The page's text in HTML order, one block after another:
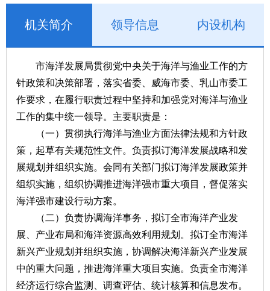
机关简介 领导信息 内设机构
市海洋发展局贯彻党中央关于海洋与渔业工作的方
针政策和决策部署，落实省委、威海市委、乳山市委工
作要求，在履行职责过程中坚持和加强党对海洋与渔业
工作的集中统一领导。主要职责是：
（一）贯彻执行海洋与渔业方面法律法规和方针政
策，起草有关规范性文件。负责拟订海洋发展战略和发
展规划并组织实施。会同有关部门拟订海洋发展政策并
组织实施，组织协调推进海洋强市重大项目，督促落实
海洋强市建设行动方案。
（二）负责协调海洋事务，拟订全市海洋产业发
展、产业布局和海洋资源高效利用规划。拟订全市海洋
新兴产业规划并组织实施，协调解决海洋新兴产业发展
中的重大问题，推进海洋重大项目实施。负责全市海洋
经济运行综合监测、调查评估、统计核算和信息发布。